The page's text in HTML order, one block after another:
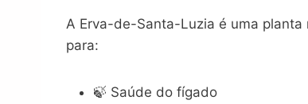
A Erva-de-Santa-Luzia é uma
para:
🍃 Saúde do fígado